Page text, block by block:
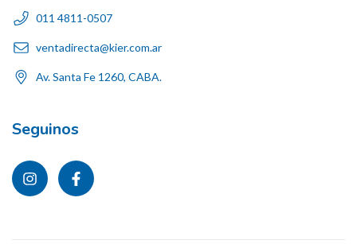
011 4811-0507
ventadirecta@kier.com.ar
Av. Santa Fe 1260, CABA.
Seguinos